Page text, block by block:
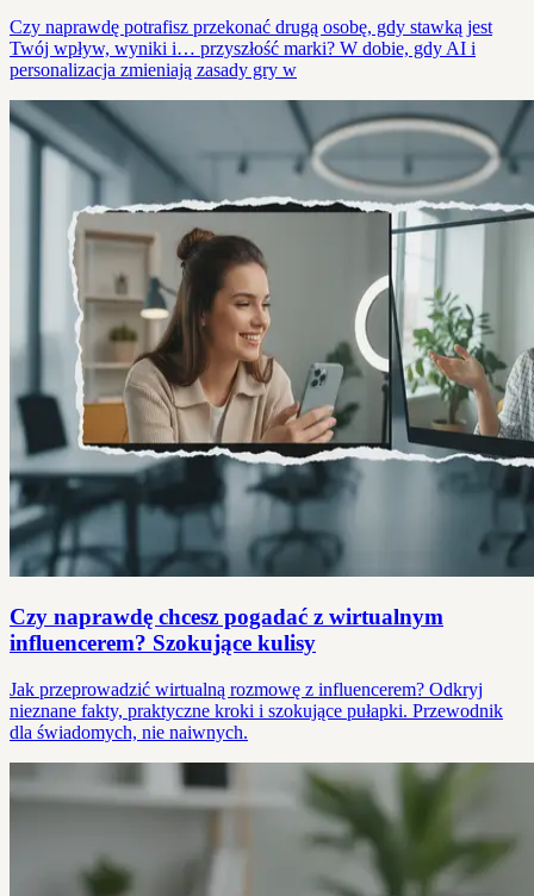
Czy naprawdę potrafisz przekonać drugą osobę, gdy stawką jest
Twój wpływ, wyniki i… przyszłość marki? W dobie, gdy AI i
personalizacja zmieniają zasady gry w
Czy naprawdę chcesz pogadać z wirtualnym
influencerem? Szokujące kulisy
Jak przeprowadzić wirtualną rozmowę z influencerem? Odkryj
nieznane fakty, praktyczne kroki i szokujące pułapki. Przewodnik
dla świadomych, nie naiwnych.